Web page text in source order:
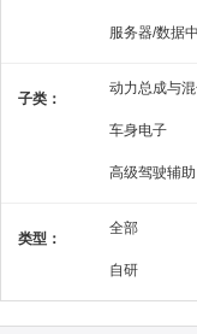
服务器/数据
子类：
动力总成与
车身电子
高级驾驶辅助
类型：
全部
自研